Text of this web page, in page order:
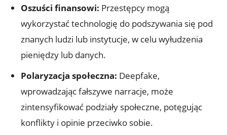
Oszuści ‌finansowi: Przestępcy mogą
wykorzystać‍ technologię do podszywania ​się ⁢pod
znanych ludzi lub instytucje, w celu wyłudzenia
pieniędzy ​lub ⁤danych.
Polaryzacja społeczna: ⁤Deepfake,
⁤wprowadzając fałszywe narracje, może
zintensyfikować podziały społeczne, potęgując
konflikty i opinie przeciwko⁤ sobie.